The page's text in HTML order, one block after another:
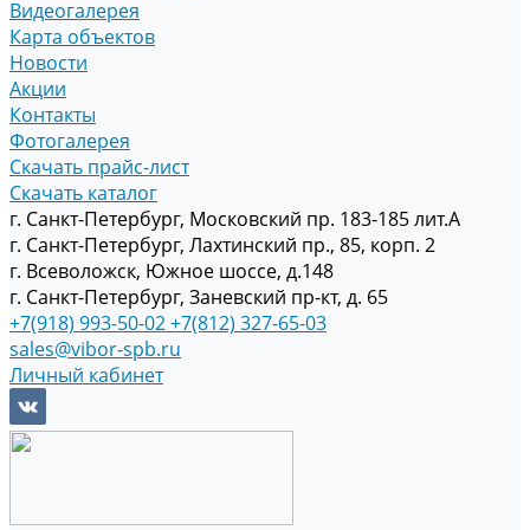
Видеогалерея
Карта объектов
Новости
Акции
Контакты
Фотогалерея
Скачать прайс-лист
Скачать каталог
г. Санкт-Петербург, Московский пр. 183-185 лит.А
г. Санкт-Петербург, Лахтинский пр., 85, корп. 2
г. Всеволожск, Южное шоссе, д.148
г. Санкт-Петербург, Заневский пр-кт, д. 65
+7(918) 993-50-02+7(812) 327-65-03
sales@vibor-spb.ru
Личный кабинет